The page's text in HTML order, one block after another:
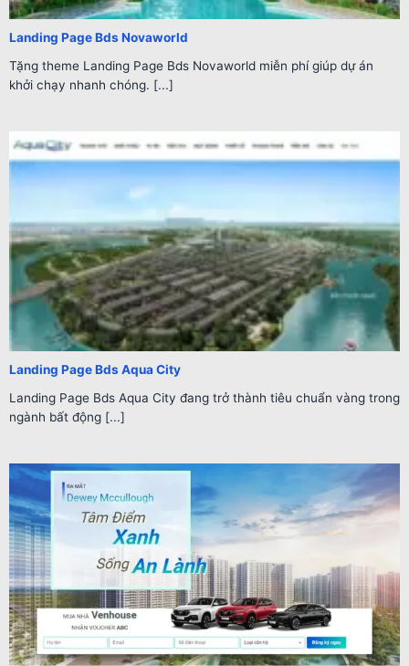
Landing Page Bds Novaworld
Tặng theme Landing Page Bds Novaworld miễn phí giúp dự án
khởi chạy nhanh chóng. [...]
Landing Page Bds Aqua City
Landing Page Bds Aqua City đang trở thành tiêu chuẩn vàng trong
ngành bất động [...]